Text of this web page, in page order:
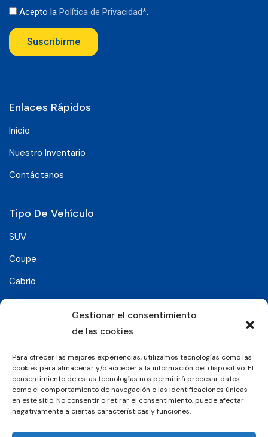
Gestionar el consentimiento
de las cookies
Para ofrecer las mejores experiencias, utilizamos tecnologías como las
cookies para almacenar y/o acceder a la información del dispositivo. El
consentimiento de estas tecnologías nos permitirá procesar datos
como el comportamiento de navegación o las identificaciones únicas
en este sitio. No consentir o retirar el consentimiento, puede afectar
negativamente a ciertas características y funciones.
Acepto la Política de Privacidad*
Suscribirme
Enlaces Rápidos
Inicio
Nuestro Inventario
Contáctanos
Tipo De Vehículo
SUV
Coupe
Cabrio
Síguenos en: